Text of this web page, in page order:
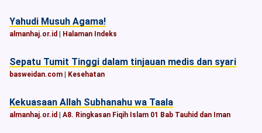
Yahudi Musuh Agama!
almanhaj.or.id Halaman Indeks
Sepatu Tumit Tinggi dalam tinjauan medis dan syari
basweidan.com Kesehatan
Kekuasaan Allah Subhanahu wa Taala
almanhaj.or.id A8. Ringkasan Fiqih Islam 01 Bab Tauhid dan Iman